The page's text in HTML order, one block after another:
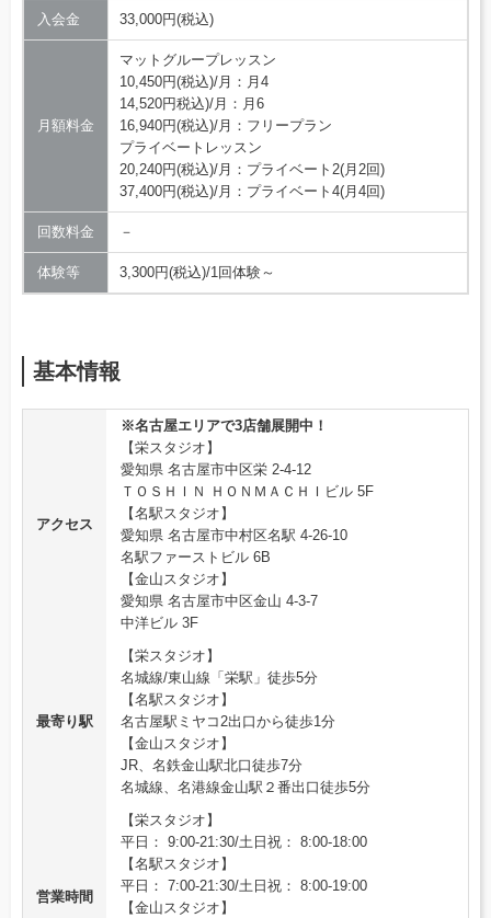
入会金 33,000円(税込)
月額料金
マットグループレッスン
10,450円(税込)/月：月4
14,520円税込)/月：月6
16,940円(税込)/月：フリープラン
プライベートレッスン
20,240円(税込)/月：プライベート2(月2回)
37,400円(税込)/月：プライベート4(月4回)
回数料金 －
体験等 3,300円(税込)/1回体験～
基本情報
アクセス
※名古屋エリアで3店舗展開中！
【栄スタジオ】
愛知県 名古屋市中区栄 2-4-12
ＴＯＳＨＩＮ ＨＯＮＭＡＣＨＩビル 5F
【名駅スタジオ】
愛知県 名古屋市中村区名駅 4-26-10
名駅ファーストビル 6B
【金山スタジオ】
愛知県 名古屋市中区金山 4-3-7
中洋ビル 3F
最寄り駅
【栄スタジオ】
名城線/東山線「栄駅」徒歩5分
【名駅スタジオ】
名古屋駅ミヤコ2出口から徒歩1分
【金山スタジオ】
JR、名鉄金山駅北口徒歩7分
名城線、名港線金山駅２番出口徒歩5分
営業時間
【栄スタジオ】
平日： 9:00-21:30/土日祝： 8:00-18:00
【名駅スタジオ】
平日： 7:00-21:30/土日祝： 8:00-19:00
【金山スタジオ】